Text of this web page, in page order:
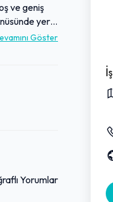
ve geniş
yer
Göster
Yorumlar